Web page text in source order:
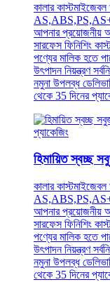
কালার
আপনার প্রয়োজনীয়
সারফেস ফিনিশিং
পণ্যের মালিক হতে
উৎপাদন নিয়ন্ত্রণ
নমুনা উপলব্ধ
থেকে 35 দিনের
হিমায়িত স্বচ্ছ
কালার
আপনার প্রয়োজনীয়
সারফেস ফিনিশিং
পণ্যের মালিক হতে
উৎপাদন নিয়ন্ত্রণ
নমুনা উপলব্ধ
থেকে 35 দিনের